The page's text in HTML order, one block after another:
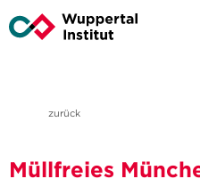
zurück
Müllfreies